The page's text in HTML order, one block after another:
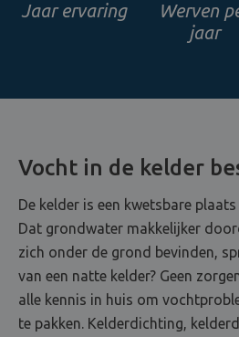
Jaar ervaring
Werven
jaar
Vocht in de kelder
De kelder is een kwetsbare
Dat grondwater makkelijker
zich onder de grond bevinden,
van een natte kelder? Geen
alle kennis in huis om
te pakken. Kelderdichting,